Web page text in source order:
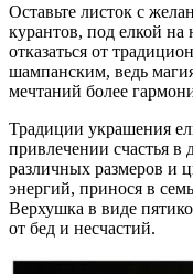
Оставьте листок с
курантов, под елкой на
отказаться от
шампанским, ведь
мечтаний более
Традиции украшения
привлечении счастья
различных размеров и
энергий, принося в
Верхушка в виде
от бед и несчастий.